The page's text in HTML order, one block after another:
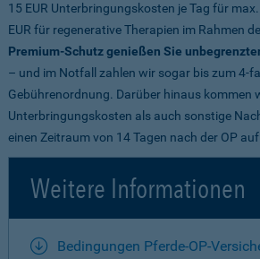
15 EUR Unterbringungskosten je Tag für
EUR für regenerative Therapien im Rahmen
Premium-Schutz genießen Sie
– und im Notfall zahlen wir sogar bis zum 4-
Gebührenordnung. Darüber hinaus kommen
Unterbringungskosten als auch sonstige
einen Zeitraum von 14 Tagen nach der OP auf.
Weitere Informationen
Bedingungen Pferde-OP-